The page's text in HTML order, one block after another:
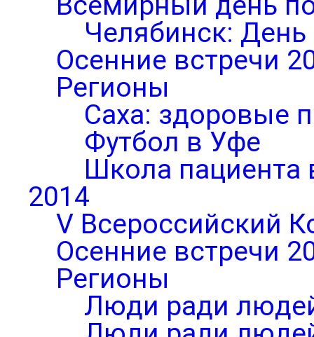
Челябинск: День
Осенние встречи
Регионы
Саха: здоровые
Футбол в Уфе
Школа пациента
2014
V Всероссийский
Осенние встречи
Регионы
Люди ради